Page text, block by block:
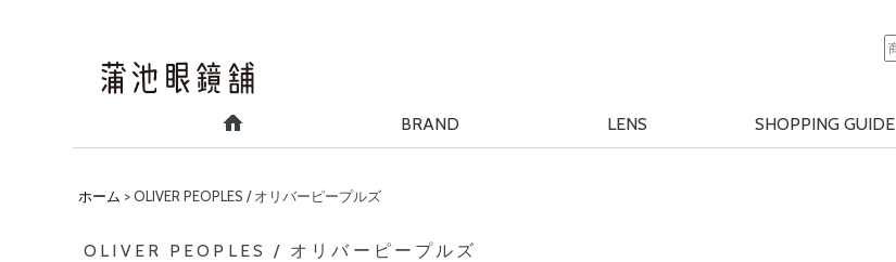
BRAND LENS SHOPPING GUIDE
ホーム > OLIVER PEOPLES / オリバーピープルズ
OLIVER PEOPLES / オリバーピープルズ